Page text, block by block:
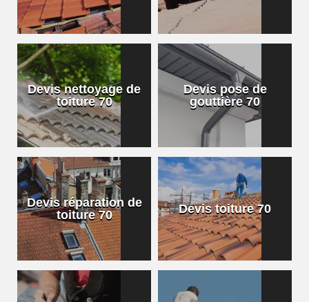
Devis nettoyage de
toiture 70
Devis pose de
gouttière 70
Devis réparation de
toiture 70
Devis toiture 70